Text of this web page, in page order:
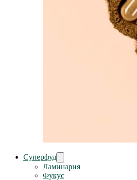
Суперфуд
Ламинария
Фукус